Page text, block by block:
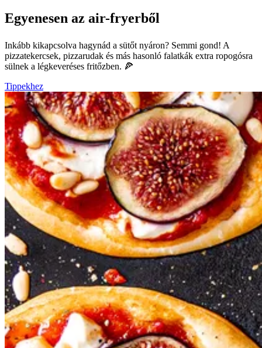
Egyenesen az air-fryerből
Inkább kikapcsolva hagynád a sütőt nyáron? Semmi gond! A
pizzatekercsek, pizzarudak és más hasonló falatkák extra ropogósra
sülnek a légkeveréses fritőzben. 🍕
Tippekhez